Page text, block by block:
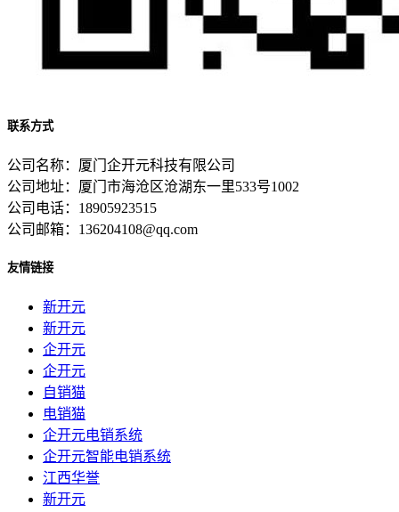
联系方式
公司名称：厦门企开元科技有限公司
公司地址：厦门市海沧区沧湖东一里533号1002
公司电话：18905923515
公司邮箱：136204108@qq.com
友情链接
新开元
新开元
企开元
企开元
自销猫
电销猫
企开元电销系统
企开元智能电销系统
江西华誉
新开元